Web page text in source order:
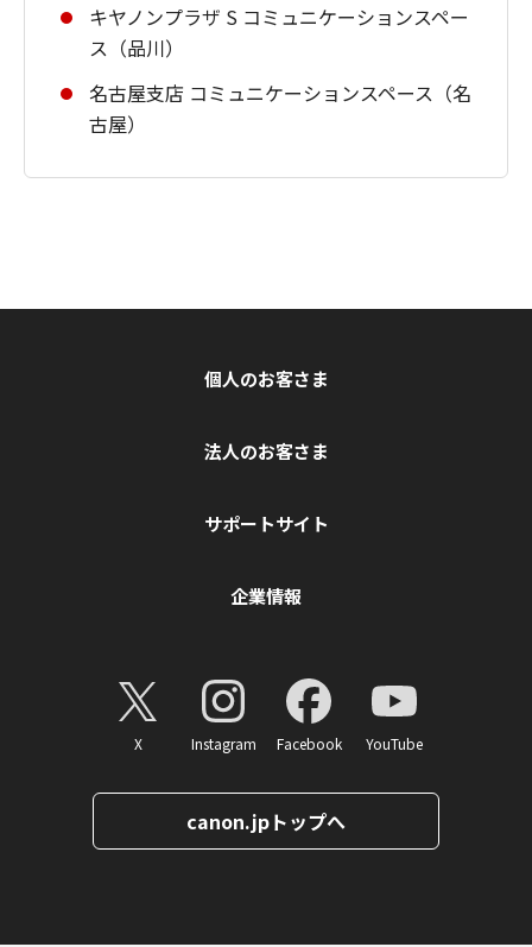
キヤノンプラザ S コミュニケーションスペー
ス（品川）
名古屋支店 コミュニケーションスペース（名
古屋）
個人のお客さま
法人のお客さま
サポートサイト
企業情報
X Instagram Facebook YouTube
canon.jpトップへ